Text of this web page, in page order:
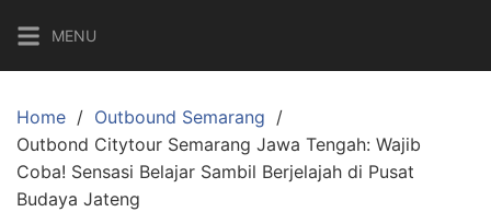
content
MENU
Home
Outbound Semarang
Outbond Citytour Semarang Jawa Tengah: Wajib
Coba! Sensasi Belajar Sambil Berjelajah di Pusat
Budaya Jateng